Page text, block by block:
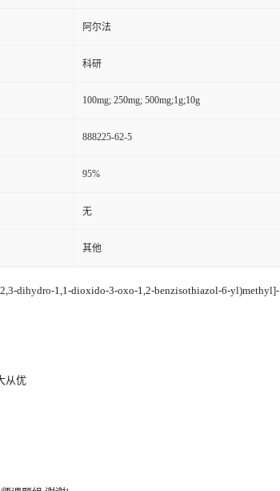
阿尔法
科研
100mg; 250mg; 500mg;1g;10g
888225-62-5
95%
无
其他
dihydro-1,1-dioxido-3-oxo-1,2-benzisothiazol-6-yl)methyl]-
从优